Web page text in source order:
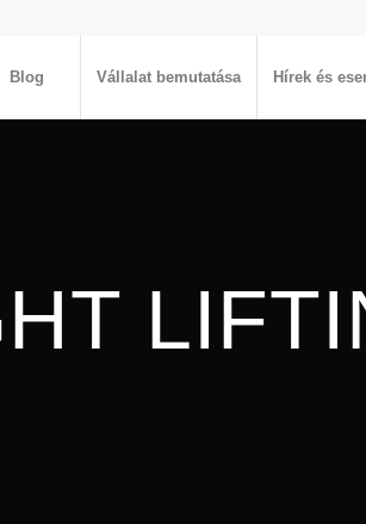
Blog Vállalat bemutatása Hírek és